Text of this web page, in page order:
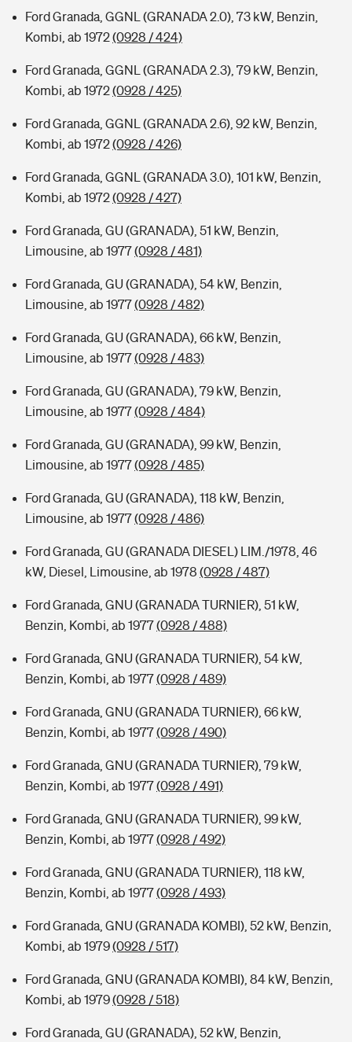
Ford Granada, GGNL (GRANADA 2.0), 73 kW, Benzin,
Kombi, ab 1972(0928 / 424)
Ford Granada, GGNL (GRANADA 2.3), 79 kW, Benzin,
Kombi, ab 1972(0928 / 425)
Ford Granada, GGNL (GRANADA 2.6), 92 kW, Benzin,
Kombi, ab 1972(0928 / 426)
Ford Granada, GGNL (GRANADA 3.0), 101 kW, Benzin,
Kombi, ab 1972(0928 / 427)
Ford Granada, GU (GRANADA), 51 kW, Benzin,
Limousine, ab 1977(0928 / 481)
Ford Granada, GU (GRANADA), 54 kW, Benzin,
Limousine, ab 1977(0928 / 482)
Ford Granada, GU (GRANADA), 66 kW, Benzin,
Limousine, ab 1977(0928 / 483)
Ford Granada, GU (GRANADA), 79 kW, Benzin,
Limousine, ab 1977(0928 / 484)
Ford Granada, GU (GRANADA), 99 kW, Benzin,
Limousine, ab 1977(0928 / 485)
Ford Granada, GU (GRANADA), 118 kW, Benzin,
Limousine, ab 1977(0928 / 486)
Ford Granada, GU (GRANADA DIESEL) LIM./1978, 46
kW, Diesel, Limousine, ab 1978 (0928 / 487)
Ford Granada, GNU (GRANADA TURNIER), 51 kW,
Benzin, Kombi, ab 1977(0928 / 488)
Ford Granada, GNU (GRANADA TURNIER), 54 kW,
Benzin, Kombi, ab 1977(0928 / 489)
Ford Granada, GNU (GRANADA TURNIER), 66 kW,
Benzin, Kombi, ab 1977(0928 / 490)
Ford Granada, GNU (GRANADA TURNIER), 79 kW,
Benzin, Kombi, ab 1977(0928 / 491)
Ford Granada, GNU (GRANADA TURNIER), 99 kW,
Benzin, Kombi, ab 1977(0928 / 492)
Ford Granada, GNU (GRANADA TURNIER), 118 kW,
Benzin, Kombi, ab 1977(0928 / 493)
Ford Granada, GNU (GRANADA KOMBI), 52 kW, Benzin,
Kombi, ab 1979(0928 / 517)
Ford Granada, GNU (GRANADA KOMBI), 84 kW, Benzin,
Kombi, ab 1979(0928 / 518)
Ford Granada, GU (GRANADA), 52 kW, Benzin,